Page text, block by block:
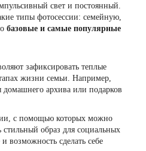
свет и постоянный.
типы фотосессии: семейную,
базовые и самые популярные
зафиксировать теплые
жизни семьи. Например,
домашнего архива или подарков
с помощью которых можно
стильный образ для социальных
возможность сделать себе